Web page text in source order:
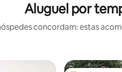
Aluguel por
concordam: estas